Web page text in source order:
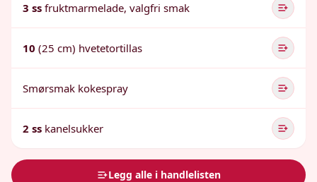
3 ss fruktmarmelade, valgfri smak
10 (25 cm) hvetetortillas
Smørsmak kokespray
2 ss kanelsukker
Legg alle i handlelisten